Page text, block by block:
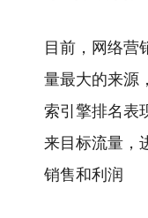
目前，网络营
量最大的来源
索引擎排名表
来目标流量，
销售和利润